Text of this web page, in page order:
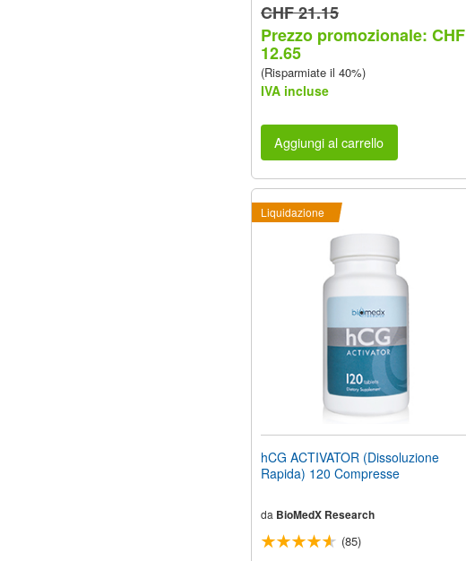
CHF 21.15
Prezzo promozionale: CHF
12.65
(Risparmiate il 40%)
IVA incluse
Aggiungi al carrello
Liquidazione
hCG ACTIVATOR (Dissoluzione
Rapida) 120 Compresse
da BioMedX Research
(85)